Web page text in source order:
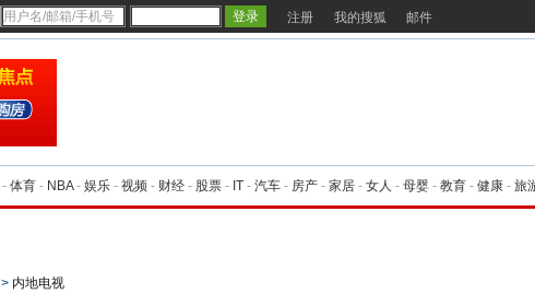
注册 我的搜狐 邮件
- 体育 - NBA- 娱乐 - 视频 - 财经 - 股票 - IT - 汽车 - 房产 - 家居 - 女人 - 母婴 - 教育 - 健康 - 旅
> 内地电视